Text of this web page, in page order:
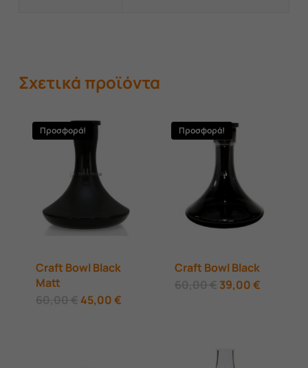
Σχετικά προϊόντα
Προσφορά!
Craft Bowl Black
Matt
60,00€ Original
price
45,00€Η
Προσφορά!
Craft Bowl Black
60,00€ Original
price
39,00€Η